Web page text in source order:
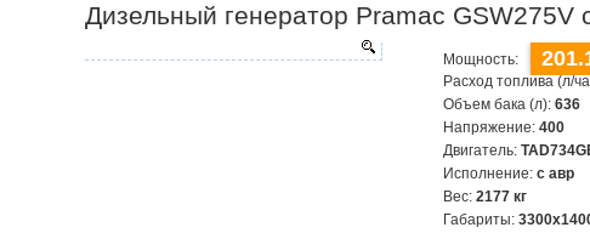
Дизельный генератор Pramac GSW275V
Мощность:
Расход топлива (л/
Объем бака (л):636
Напряжение:400
Двигатель:
Исполнение:с авр
Вес:2177 кг
Габариты: